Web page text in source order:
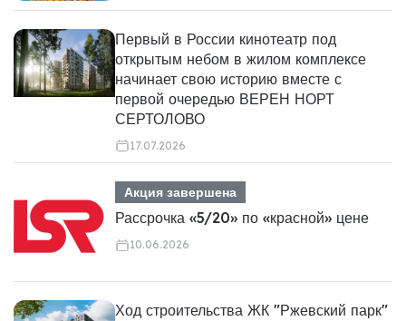
Первый в России кинотеатр под
открытым небом в жилом комплексе
начинает свою историю вместе с
первой очередью ВЕРЕН НОРТ
СЕРТОЛОВО
17.07.2026
Акция завершена
Рассрочка «5/20» по «красной» цене
10.06.2026
Ход строительства ЖК "Ржевский парк"